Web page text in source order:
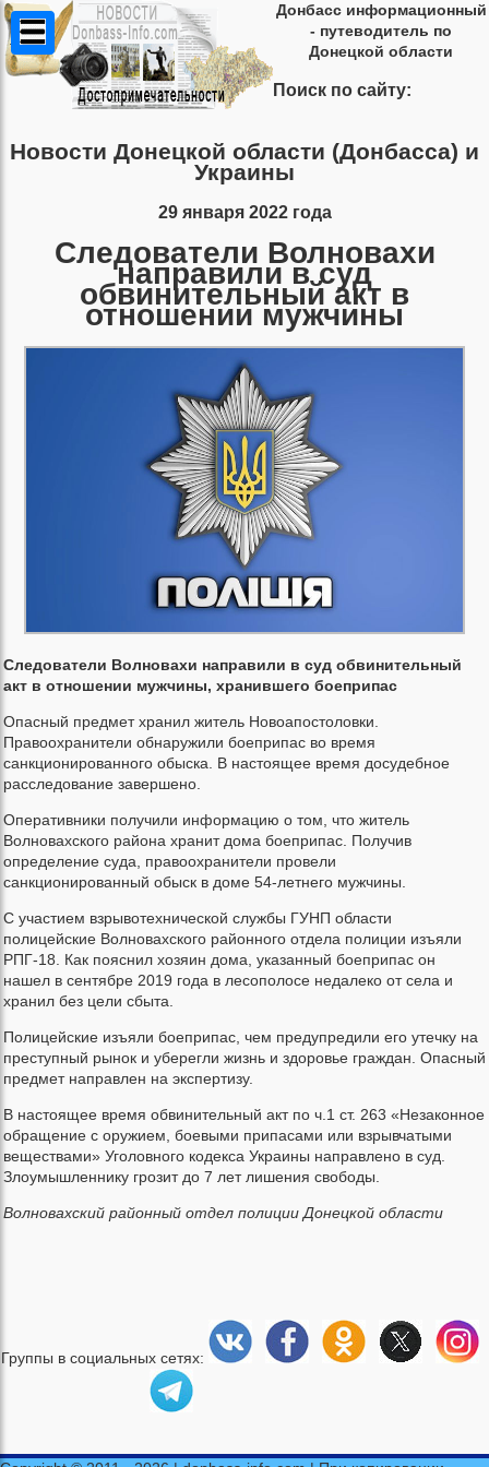
Донбасс информационный
- путеводитель по
Донецкой области
Поиск по сайту:
Новости Донецкой области (Донбасса) и
Украины
29 января 2022 года
Следователи Волновахи
направили в суд
обвинительный акт в
отношении мужчины
Следователи Волновахи направили в суд обвинительный
акт в отношении мужчины, хранившего боеприпас
Опасный предмет хранил житель Новоапостоловки.
Правоохранители обнаружили боеприпас во время
санкционированного обыска. В настоящее время досудебное
расследование завершено.
Оперативники получили информацию о том, что житель
Волновахского района хранит дома боеприпас. Получив
определение суда, правоохранители провели
санкционированный обыск в доме 54-летнего мужчины.
С участием взрывотехнической службы ГУНП области
полицейские Волновахского районного отдела полиции изъяли
РПГ-18. Как пояснил хозяин дома, указанный боеприпас он
нашел в сентябре 2019 года в лесополосе недалеко от села и
хранил без цели сбыта.
Полицейские изъяли боеприпас, чем предупредили его утечку на
преступный рынок и уберегли жизнь и здоровье граждан. Опасный
предмет направлен на экспертизу.
В настоящее время обвинительный акт по ч.1 ст. 263 «Незаконное
обращение с оружием, боевыми припасами или взрывчатыми
веществами» Уголовного кодекса Украины направлено в суд.
Злоумышленнику грозит до 7 лет лишения свободы.
Волновахский районный отдел полиции Донецкой области
Группы в социальных сетях: